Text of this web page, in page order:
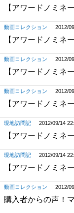
【アワードノミネ
動画コレクション 2012/
【アワードノミネ
動画コレクション 2012/
【アワードノミネ
動画コレクション 2012/
【アワードノミネ
現地訪問記 2012/09/14
【アワードノミネ
現地訪問記 2012/09/14
【アワードノミネ
動画コレクション 2012/
購入者からの声！